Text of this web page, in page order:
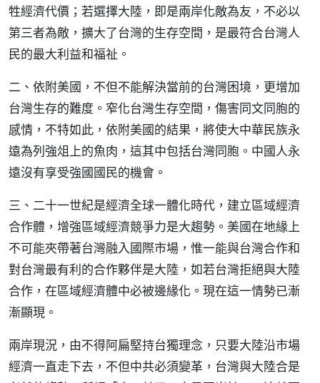
牲經濟代價；若選擇大陸，即是兩岸化敵為友，不必以
第三者為敵，擴大了台灣的生存空間，是最符合台灣人
民的最大利益和福祉。
二、依附美國，不但不能解決當前的台灣困境，更增加
台灣生存的難度。窄化台灣生存空間，傷害同文同胞的
感情，不特如此，依附美國的結果，將使大中華民族永
遠為列強俎上的魚肉，這其中包括台灣同胞。中國人永
遠沒有享受強國國民的機會。
三、二十一世紀是經濟全球一體化時代，建立區域經濟
合作體，增強區域經濟競爭力是大趨勢。美國在地緣上
不可能夾帶著台灣融入國際市場，惟一能與台灣合作和
對台灣最有利的合作夥伴是大陸，如若台灣拒絕與大陸
合作，在區域經濟體中必被邊緣化。現在這一情勢已漸
漸顯現。
兩岸現況，由不得阿扁堅持台獨理念，只要大陸沿市場
經濟一直走下去，不但中共必須變革，台灣與大陸合是